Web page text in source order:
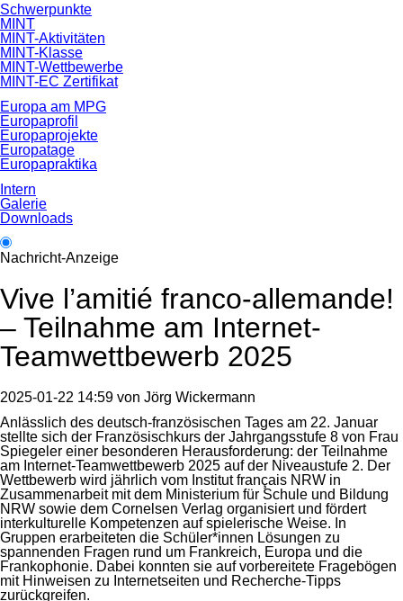
Schwerpunkte
MINT
MINT-Aktivitäten
MINT-Klasse
MINT-Wettbewerbe
MINT-EC Zertifikat
Europa am MPG
Europaprofil
Europaprojekte
Europatage
Europapraktika
Intern
Galerie
Downloads
Nachricht-Anzeige
Vive l’amitié franco-allemande!
– Teilnahme am Internet-
Teamwettbewerb 2025
2025-01-22 14:59 von Jörg Wickermann
Anlässlich des deutsch-französischen Tages am 22. Januar
stellte sich der Französischkurs der Jahrgangsstufe 8 von Frau
Spiegeler einer besonderen Herausforderung: der Teilnahme
am Internet-Teamwettbewerb 2025 auf der Niveaustufe 2. Der
Wettbewerb wird jährlich vom Institut français NRW in
Zusammenarbeit mit dem Ministerium für Schule und Bildung
NRW sowie dem Cornelsen Verlag organisiert und fördert
interkulturelle Kompetenzen auf spielerische Weise. In
Gruppen erarbeiteten die Schüler*innen Lösungen zu
spannenden Fragen rund um Frankreich, Europa und die
Frankophonie. Dabei konnten sie auf vorbereitete Fragebögen
mit Hinweisen zu Internetseiten und Recherche-Tipps
zurückgreifen.